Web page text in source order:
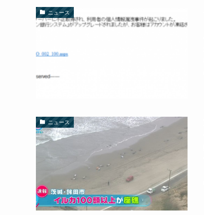
ニュース
ニュース